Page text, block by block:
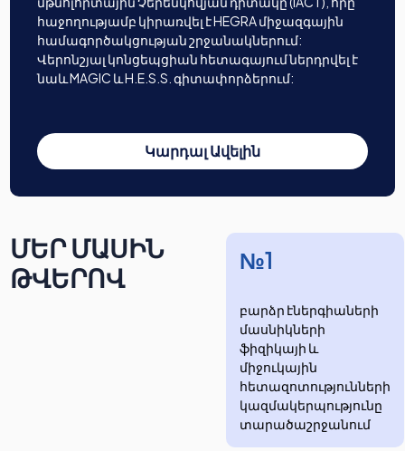
հաջողությամբ կիրառվել է HEGRA միջազգային
համագործակցության շրջանակներում:
Վերոնշյալ կոնցեպցիան հետագայում ներդրվել է
նաև MAGIC և H.E.S.S. գիտափորձերում:
Կարդալ Ավելին
ՄԵՐ ՄԱՍԻՆ
ԹՎԵՐՈՎ
№1
բարձր էներգիաների
մասնիկների
ֆիզիկայի և
միջուկային
հետազոտությունների
​​​​կազմակերպությունը
տարածաշրջանում